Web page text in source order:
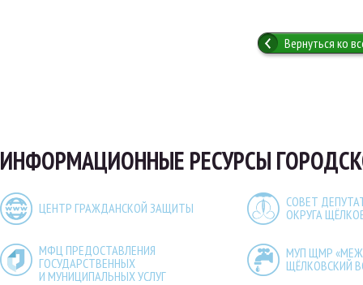
Вернуться ко
ИНФОРМАЦИОННЫЕ РЕСУРСЫ
ЦЕНТР ГРАЖДАНСКОЙ ЗАЩИТЫ
СОВЕТ
ОКРУГА
МФЦ ПРЕДОСТАВЛЕНИЯ
ГОСУДАРСТВЕННЫХ
И МУНИЦИПАЛЬНЫХ УСЛУГ
МУП ЩМР
ЩЁЛКОВСКИЙ